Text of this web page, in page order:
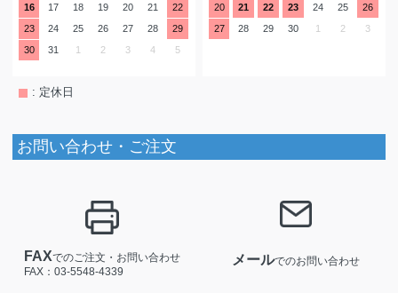
16
17 18 19 20 21
22
23
24 25 26 27 28
29
30
31 1 2 3 4 5
20
21 22 23 24 25
26
27
28 29 30 1 2 3
: 定休日
お問い合わせ・ご注文
FAXでのご注文・お問い合わせ
FAX：03-5548-4339
メールでのお問い合わせ